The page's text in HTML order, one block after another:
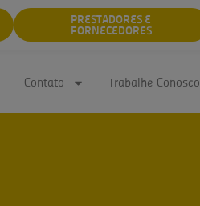
PRESTADORES E
FORNECEDORES
Contato Trabalhe Conosco